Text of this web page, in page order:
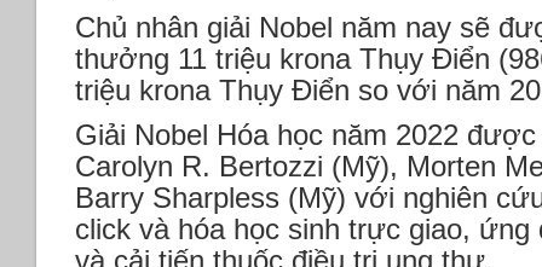
Chủ nhân giải Nobel năm nay sẽ
thưởng 11 triệu krona Thụy Điển
triệu krona Thụy Điển so với năm
Giải Nobel Hóa học năm 2022
Carolyn R. Bertozzi (Mỹ), Morten
Barry Sharpless (Mỹ) với nghiên
click và hóa học sinh trực giao, ứng